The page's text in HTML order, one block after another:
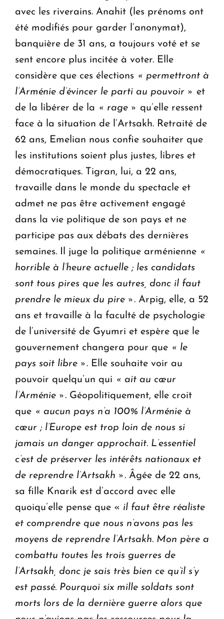
avec les riverains. Anahit (les prénoms ont
été modifiés pour garder l’anonymat),
banquière de 31 ans, a toujours voté et se
sent encore plus incitée à voter. Elle
considère que ces élections « permettront à
l’Arménie d’évincer le parti au pouvoir » et
de la libérer de la « rage » qu’elle ressent
face à la situation de l’Artsakh. Retraité de
62 ans, Emelian nous confie souhaiter que
les institutions soient plus justes, libres et
démocratiques. Tigran, lui, a 22 ans,
travaille dans le monde du spectacle et
admet ne pas être activement engagé
dans la vie politique de son pays et ne
participe pas aux débats des dernières
semaines. Il juge la politique arménienne «
horrible à l’heure actuelle ; les candidats
sont tous pires que les autres, donc il faut
prendre le mieux du pire ». Arpig, elle, a 52
ans et travaille à la faculté de psychologie
de l’université de Gyumri et espère que le
gouvernement changera pour que « le
pays soit libre ». Elle souhaite voir au
pouvoir quelqu’un qui « ait au cœur
l’Arménie ». Géopolitiquement, elle croit
que « aucun pays n’a 100% l’Arménie à
cœur ; l’Europe est trop loin de nous si
jamais un danger approchait. L’essentiel
c’est de préserver les intérêts nationaux et
de reprendre l’Artsakh ». Âgée de 22 ans,
sa fille Knarik est d’accord avec elle
quoiqu’elle pense que « il faut être réaliste
et comprendre que nous n’avons pas les
moyens de reprendre l’Artsakh. Mon père a
combattu toutes les trois guerres de
l’Artsakh, donc je sais très bien ce qu’il s’y
est passé. Pourquoi six mille soldats sont
morts lors de la dernière guerre alors que